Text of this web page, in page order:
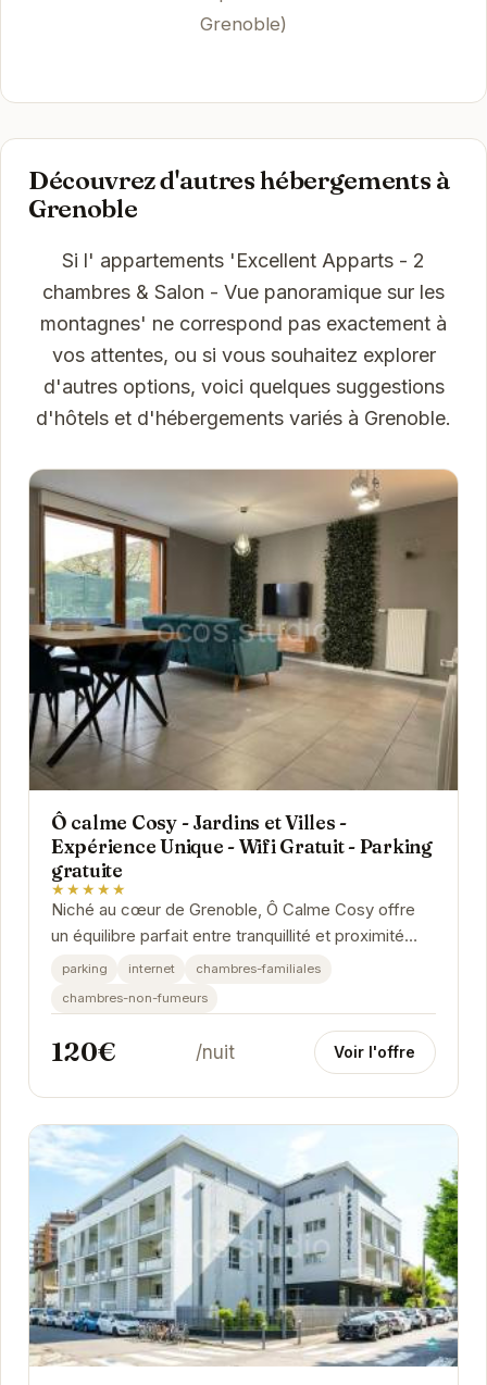
Grenoble)
Découvrez d'autres hébergements à
Grenoble
Si l' appartements 'Excellent Apparts - 2
chambres & Salon - Vue panoramique sur les
montagnes' ne correspond pas exactement à
vos attentes, ou si vous souhaitez explorer
d'autres options, voici quelques suggestions
d'hôtels et d'hébergements variés à Grenoble.
Ô calme Cosy - Jardins et Villes -
Expérience Unique - Wifi Gratuit - Parking
gratuite
★★★★★
Niché au cœur de Grenoble, Ô Calme Cosy offre
un équilibre parfait entre tranquillité et proximité
urbaine. Cet établissement vous propose des...
parking internet
chambres-familiales
chambres-non-fumeurs
120€ /nuit Voir l'offre